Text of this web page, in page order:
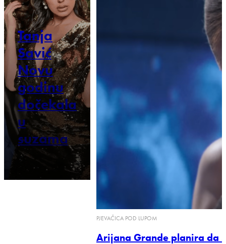
Tanja
Savić
Novu
godinu
dočekala
u
suzama
PJEVAČICA POD LUPOM
Arijana Grande planira da